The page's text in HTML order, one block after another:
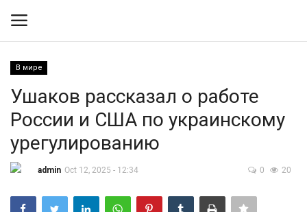
Контакты
Правила размещения
В мире
Ушаков рассказал о работе
России и США по украинскому
урегулированию
admin Oct 12, 2025 - 12:34 0 20